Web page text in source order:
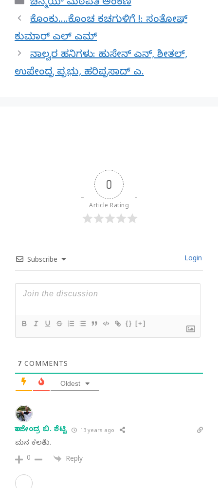
ಚಿನ್ಮಯ್ ಮಠಪತಿ ಅಂಕಣ
ಕೊಂಕು….ಕೊಂಚ ಕಚಗುಳಿಗೆ !: ಸಂತೋಷ್
ಕುಮಾರ್ ಎಲ್ ಎಮ್
ನಾಲ್ವರ ಹನಿಗಳು: ಹುಸೇನ್ ಎನ್, ಶೀತಲ್,
ಉಪೇಂದ್ರ ಪ್ರಭು, ಹರಿಪ್ರಸಾದ್ ಎ.
0
Article Rating
Subscribe Login
{} [+]
7 COMMENTS
Oldest
ರಾಜೇಂದ್ರ ಬಿ. ಶೆಟ್ಟಿ 13 years ago
ಮನ ಕಲಕಿತು.
0 Reply